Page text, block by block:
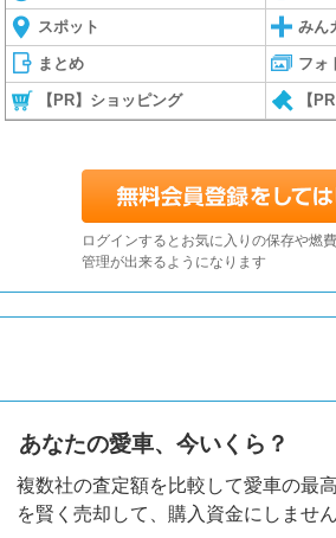
スポット みん
まとめ フォ
【PR】ショッピング 【
ログインするとお気に入りの保存や燃
管理が出来るようになります
あなたの愛車、今いくら？
複数社の査定額を比較して愛車の最
を賢く売却して、購入資金にしませ